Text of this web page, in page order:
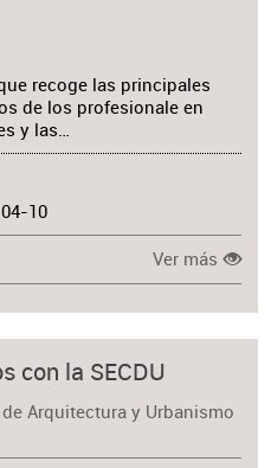
recoge las principales
de los profesionale en
y las…
10
Ver más
con la SECDU
Arquitectura y Urbanismo